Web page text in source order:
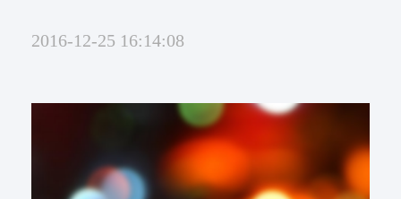
2016-12-25 16:14:08